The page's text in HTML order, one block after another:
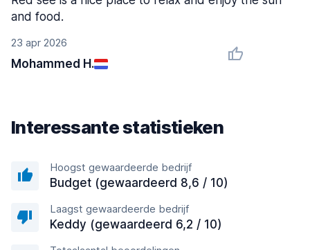
23 apr 2026
Mohammed H.
and food.
Interessante statistieken
Hoogst gewaardeerde bedrijf
Budget (gewaardeerd 8,6 / 10)
Laagst gewaardeerde bedrijf
Keddy (gewaardeerd 6,2 / 10)